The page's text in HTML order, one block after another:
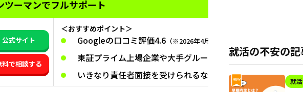
ツーマンでフルサポート
公式サイト
料で相談する
＜おすすめポイント＞
Googleの口コミ評価4.6 （※2026年4月1日時点）
東証プライム上場企業や大手グループの求人あり
いきなり責任者面接を受けられるなど特別推薦枠多数
厳
就活の不安の
就活